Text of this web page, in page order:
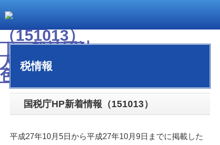
税情報
国税庁HP新着情報（151013）
平成27年10月5日から平成27年10月9日までに掲載した